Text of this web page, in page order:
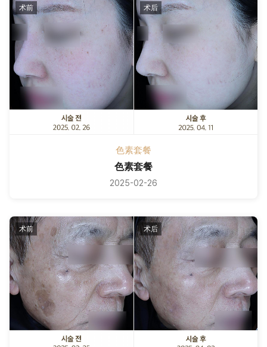
术前 术后
色素套餐
色素套餐
2025-02-26
术前 术后